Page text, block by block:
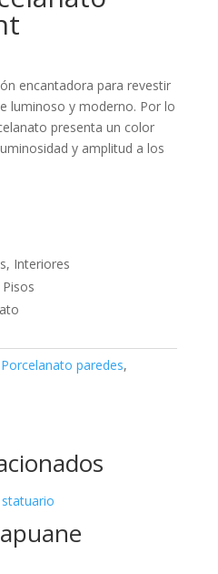
encantadora para revestir
luminoso y moderno. Por lo
presenta un color
y amplitud a los
Interiores
Porcelanato paredes,